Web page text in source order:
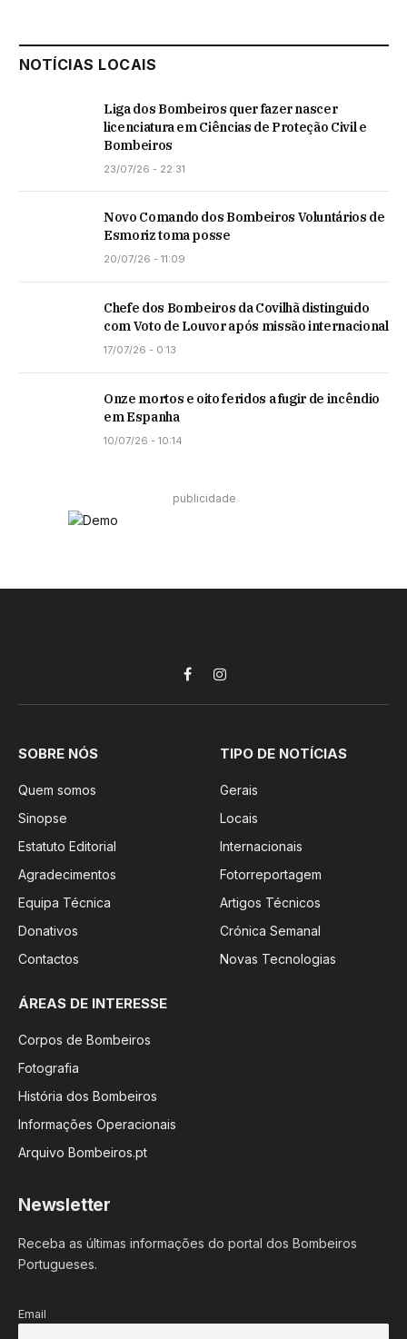
NOTÍCIAS LOCAIS
Liga dos Bombeiros quer fazer nascer
licenciatura em Ciências de Proteção Civil e
Bombeiros
23/07/26 - 22:31
Novo Comando dos Bombeiros Voluntários de
Esmoriz toma posse
20/07/26 - 11:09
Chefe dos Bombeiros da Covilhã distinguido
com Voto de Louvor após missão internacional
17/07/26 - 0:13
Onze mortos e oito feridos a fugir de incêndio
em Espanha
10/07/26 - 10:14
publicidade
FacebookInstagram
SOBRE NÓS
Quem somos
Sinopse
Estatuto Editorial
Agradecimentos
Equipa Técnica
Donativos
Contactos
TIPO DE NOTÍCIAS
Gerais
Locais
Internacionais
Fotorreportagem
Artigos Técnicos
Crónica Semanal
Novas Tecnologias
ÁREAS DE INTERESSE
Corpos de Bombeiros
Fotografia
História dos Bombeiros
Informações Operacionais
Arquivo Bombeiros.pt
Newsletter
Receba as últimas informações do portal dos Bombeiros
Portugueses.
Email